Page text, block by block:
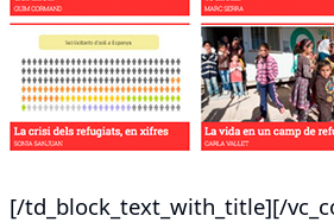
[/td_block_text_with_title][/